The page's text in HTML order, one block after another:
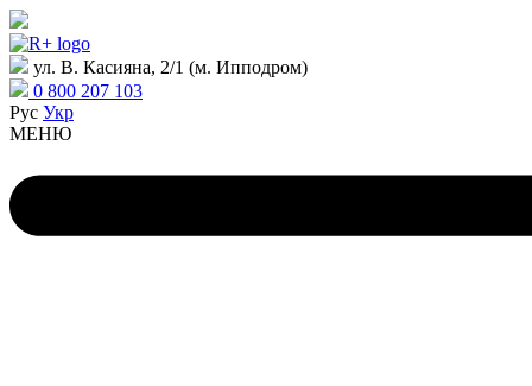
ул. В. Касияна, 2/1 (м. Ипподром)
0 800 207 103
Рус Укр
МЕНЮ